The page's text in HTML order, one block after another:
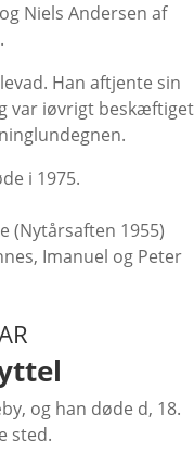
Niels Andersen af
Han aftjente sin
var iøvrigt beskæftiget
i 1975.
(Nytårsaften 1955)
Imanuel og Peter
og han døde d, 18.
sted.